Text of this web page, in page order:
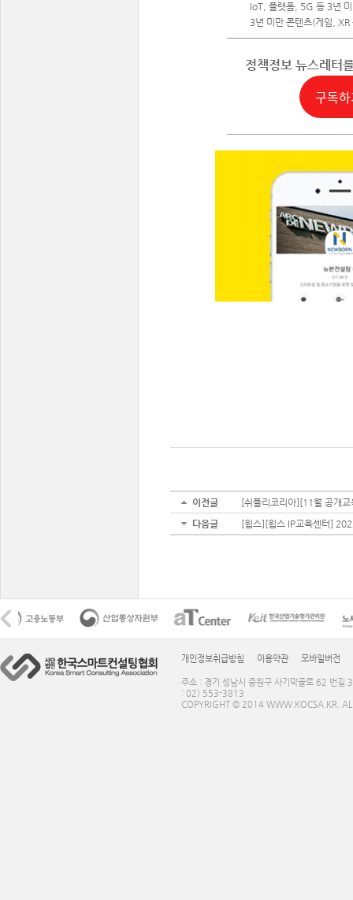
IoT, 플랫폼, 5G 등 3년
3년 미만 콘텐츠(게임,
정책정보 뉴스레터
구독
이전글
[쉬플리코리아][11월 공개
다음글
[윕스][윕스 IP교육센터]
개인정보취급방침 이용약관 모바일버전
주소 : 경기 성남시 중원구 사기막골로 62 번
: 02) 553-3813
COPYRIGHT © 2014 WWW.KOCSA.KR.